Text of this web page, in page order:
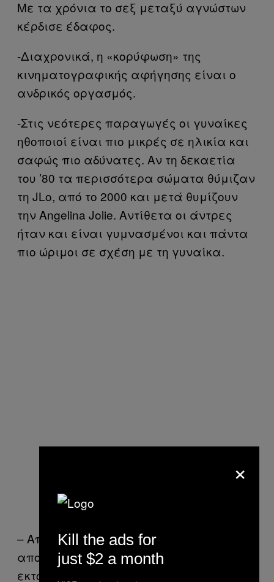
Με τα χρόνια το σεξ μεταξύ αγνώστων
κέρδισε έδαφος.
-Διαχρονικά, η «κορύφωση» της
κινηματογραφικής αφήγησης είναι ο
ανδρικός οργασμός.
-Στις νεότερες παραγωγές οι γυναίκες
ηθοποιοί είναι πιο μικρές σε ηλικία και
σαφώς πιο αδύνατες. Αν τη δεκαετία
του ’80 τα περισσότερα σώματα θύμιζαν
τη JLo, από το 2000 και μετά θυμίζουν
την Angelina Jolie. Αντίθετα οι άντρες
ήταν και είναι γυμνασμένοι και πάντα
πιο ώριμοι σε σχέση με τη γυναίκα.
– Από 1,8% που ήταν το ποσοστό του
αποτριχωμένου αιδοίου το ’70-’90,
εκτοξεύθηκε στο 90,9%.
×
Kill the ads for
just $2 a month